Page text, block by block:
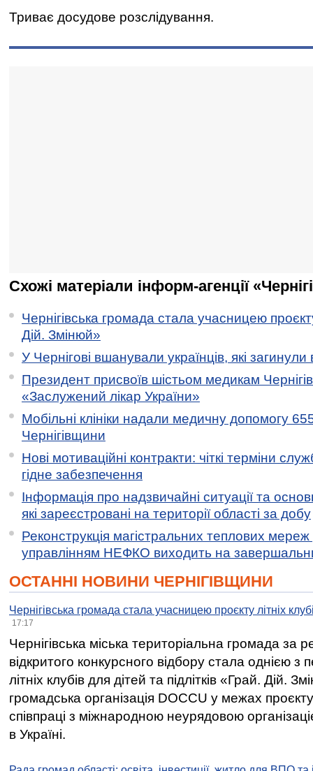
Триває досудове розслідування.
Схожі матеріали інформ-агенції
Чернігівська громада стала учасницею
Дій. Змінюй»
У Чернігові вшанували українців, які загинули
Президент присвоїв шістьом медикам
«Заслужений лікар України»
Мобільні клініки надали медичну допомогу
Чернігівщини
Нові мотиваційні контракти: чіткі терміни
гідне забезпечення
Інформація про надзвичайні ситуації та
які зареєстровані на території області за добу
Реконструкція магістральних теплових мереж
управлінням НЕФКО виходить на
ОСТАННІ НОВИНИ ЧЕРНІГІВЩИНИ
Чернігівська громада стала учасницею проєкту літніх
17:17
Чернігівська міська територіальна громада за
відкритого конкурсного відбору стала однією
літніх клубів для дітей та підлітків «Грай. Дій.
громадська організація DOCCU у межах
співпраці з міжнародною неурядовою
в Україні.